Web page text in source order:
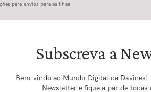
para envios para as Ilhas
Subscreva a
Bem-vindo ao Mundo Digital da Davines!
Newsletter e fique a par de todas